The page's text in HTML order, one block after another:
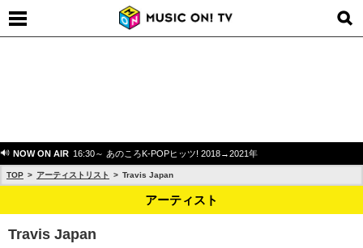
NOW ON AIR 16:30～ あのころK-POPヒッツ! 2018→2021年
TOP アーティストリスト Travis Japan
アーティスト
Travis Japan